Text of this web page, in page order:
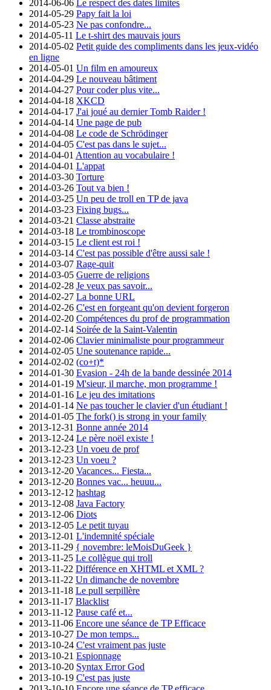
2014-06-06 Le respect des dates limites
2014-05-29 Papy fait la loi
2014-05-23 Ne pas confondre...
2014-05-11 Le t-shirt des mauvais jours
2014-05-02 Petit guide des compliments dans les jeux-vidéo
en ligne
2014-05-01 Un film en amoureux
2014-04-29 Le nouveau bâtiment
2014-04-27 Pour coder plus vite...
2014-04-18 XKCD
2014-04-17 J'ai joué au dernier Tomb Raider !
2014-04-14 Une page de pub
2014-04-08 Le code de Schrödinger
2014-04-05 C'est pas dans le sujet...
2014-04-01 Attention au vocabulaire !
2014-04-01 L'appat
2014-03-30 Torture
2014-03-26 Tout va bien !
2014-03-25 Un peu de troll en TP de java
2014-03-23 Fixing bugs...
2014-03-21 Classe abstraite
2014-03-18 Le trombinoscope
2014-03-15 Le client est roi !
2014-03-14 C'est pas possible d'être aussi sale !
2014-03-07 Rage-quit
2014-03-05 Guerre de religions
2014-02-28 Je veux pas savoir...
2014-02-27 La bonne URL
2014-02-26 C'est en forgeant qu'on devient forgeron
2014-02-20 Compétences du prof de programmation
2014-02-14 Soirée de la Saint-Valentin
2014-02-06 Clavier minimaliste pour programmeur
2014-02-05 Une soutenance rapide...
2014-02-02 (co+t)*
2014-01-30 Evasion - 24h de la bande dessinée 2014
2014-01-19 M'sieur, il marche, mon programme !
2014-01-16 Le jeu des imitations
2014-01-14 Ne pas toucher le clavier d'un étudiant !
2014-01-05 The fork() is strong in your family
2013-12-31 Bonne année 2014
2013-12-24 Le père noël existe !
2013-12-23 Un voeu de prof
2013-12-23 Un voeu ?
2013-12-20 Vacances... Fiesta...
2013-12-20 Bonnes vac... heuuu...
2013-12-12 hashtag
2013-12-08 Java Factory
2013-12-06 Diots
2013-12-05 Le petit tuyau
2013-12-01 L'indemnité spéciale
2013-11-29 { novembre: leMoisDuGeek }
2013-11-25 Le collègue qui troll
2013-11-22 Différence en XHTML et XML ?
2013-11-22 Un dimanche de novembre
2013-11-18 Le pull serpillère
2013-11-17 Blacklist
2013-11-12 Pause café et...
2013-11-06 Encore une séance de TP Efficace
2013-10-27 De mon temps...
2013-10-24 C'est vraiment pas juste
2013-10-21 Espionnage
2013-10-20 Syntax Error God
2013-10-19 C'est pas juste